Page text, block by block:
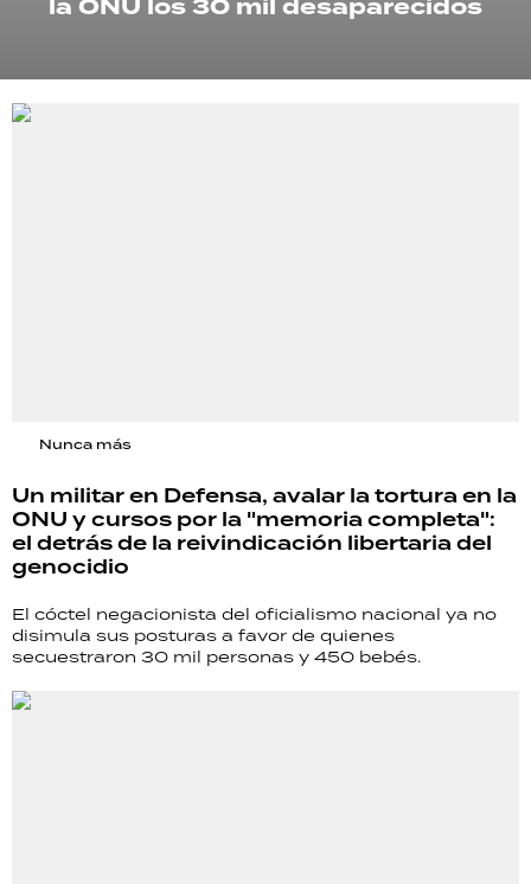
la ONU los 30 mil desaparecidos
Nunca más
Un militar en Defensa, avalar la tortura en la
ONU y cursos por la "memoria completa":
el detrás de la reivindicación libertaria del
genocidio
El cóctel negacionista del oficialismo nacional ya no
disimula sus posturas a favor de quienes
secuestraron 30 mil personas y 450 bebés.